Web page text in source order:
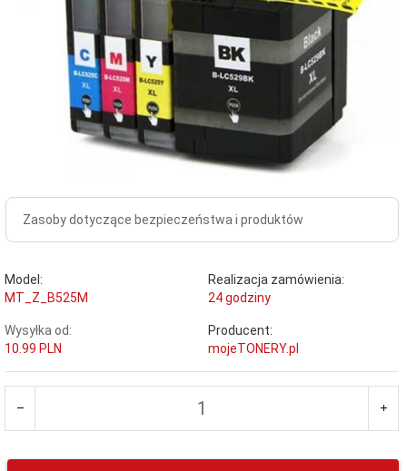
Zasoby dotyczące bezpieczeństwa i produktów
Model:
MT_Z_B525M
Realizacja zamówienia:
24 godziny
Wysyłka od:
10.99 PLN
Producent:
mojeTONERY.pl